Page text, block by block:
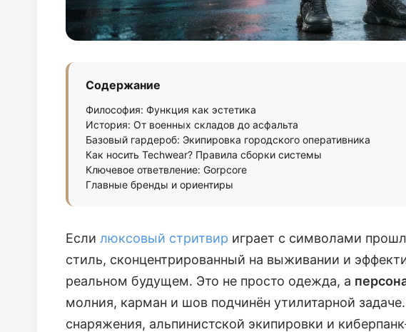
Содержание
Философия: Функция как эстетика
История: От военных складов до асфальта
Базовый гардероб: Экипировка городского оперативника
Как носить Techwear? Правила сборки системы
Ключевое ответвление: Gorpcore
Главные бренды и ориентиры
Если люксовый стритвир играет с символами
стиль, сконцентрированный на выживании и
реальном будущем. Это не просто одежда, а
молния, карман и шов подчинён утилитарной
снаряжения, альпинистской экипировки и